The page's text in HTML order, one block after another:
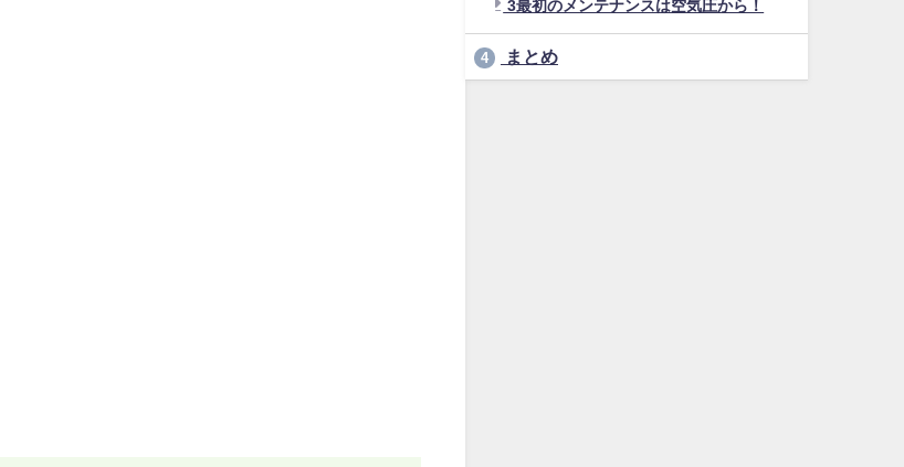
3最初のメンテナンスは空気圧から！
4 まとめ